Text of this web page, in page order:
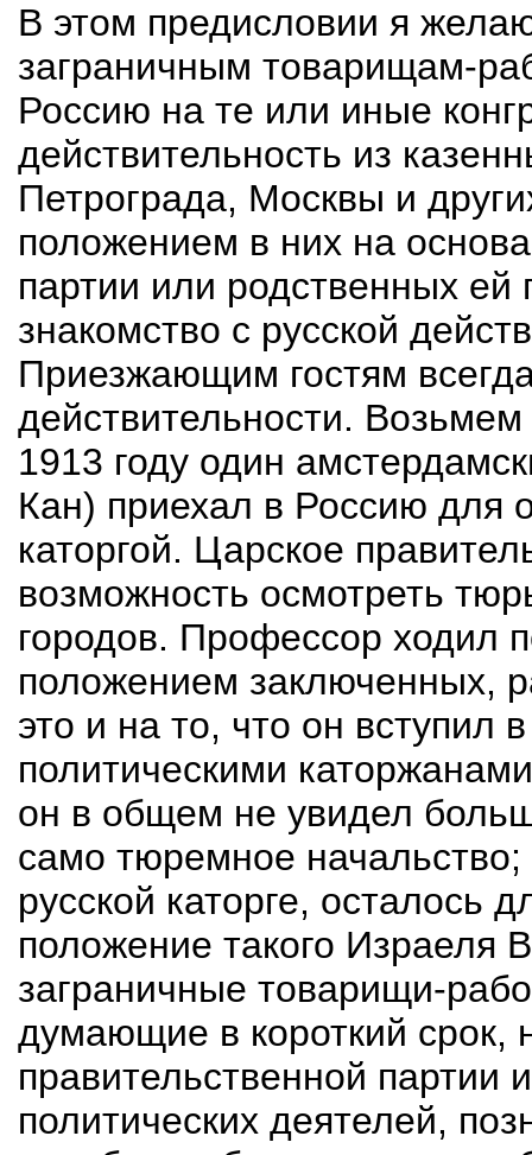
В этом предисловии я
заграничным товарищам-
Россию на те или иные
действительность из
Петрограда, Москвы и
положением в них на
партии или родственных ей
знакомство с русской
Приезжающим гостям
действительности.
1913 году один
Кан) приехал в Россию для
каторгой. Царское
возможность осмотреть
городов. Профессор ходил
положением заключенных,
это и на то, что он вступил
политическими
он в общем не увидел
само тюремное
русской каторге, осталось
положение такого Израеля
заграничные товарищи-
думающие в короткий срок,
правительственной
политических деятелей,